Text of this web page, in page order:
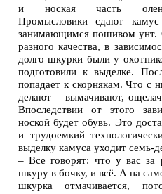
и ноская часть
Промысловики сдают камус
занимающимся пошивом
разного качества, в
долго шкурки были у
подготовили к выделке.
попадает к скорнякам. Что с
делают – вымачивают,
Впоследствии от этого
ноской будет обувь. Это
и трудоемкий
выделку камуса уходит семь-
– Все говорят: что у вас за
шкуру в бочку, и всё. А на
шкурка отмачивается,